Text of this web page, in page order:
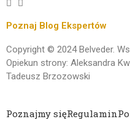
Poznaj Blog Ekspertów
Copyright © 2024 Belveder.
Opiekun strony: Aleksandra
Tadeusz Brzozowski
Poznajmy sięRegulamin